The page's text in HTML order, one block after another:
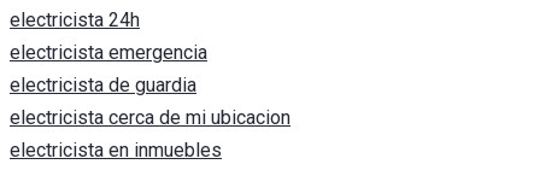
electricista 24h
electricista emergencia
electricista de guardia
electricista cerca de mi ubicacion
electricista en inmuebles